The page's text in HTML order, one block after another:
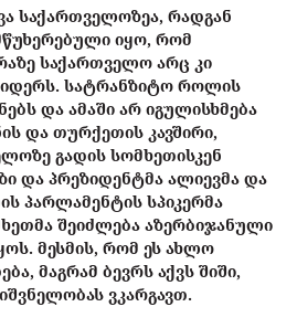
საქართველოზეა, რადგან
იყო, რომ
საქართველო არც კი
სატრანზიტო როლის
და ამაში არ იგულისხმება
და თურქეთის კავშირი,
გადის სომხეთისკენ
და პრეზიდენტმა ალიევმა და
პარლამენტის სპიკერმა
შეიძლება აზერბიჯანული
მესმის, რომ ეს ახლო
მაგრამ ბევრს აქვს შიში,
ვკარგავთ.